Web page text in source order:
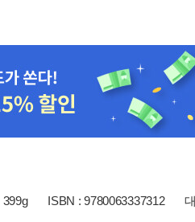
399g ISBN : 9780063337312